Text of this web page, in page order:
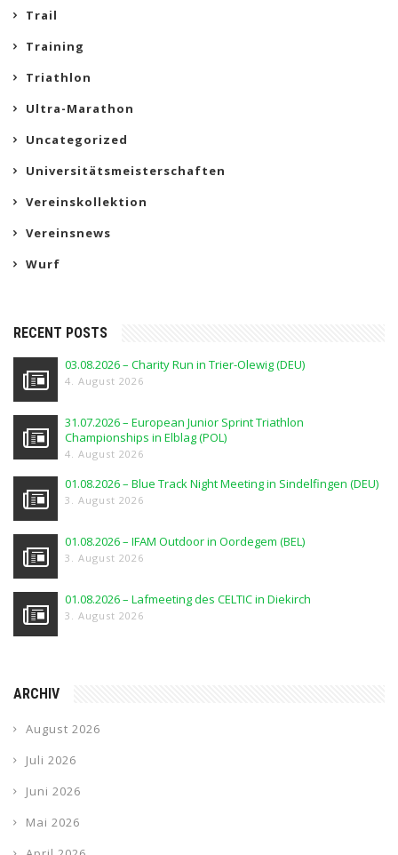
Trail
Training
Triathlon
Ultra-Marathon
Uncategorized
Universitätsmeisterschaften
Vereinskollektion
Vereinsnews
Wurf
RECENT POSTS
03.08.2026 – Charity Run in Trier-Olewig (DEU)
4. August 2026
31.07.2026 – European Junior Sprint Triathlon
Championships in Elblag (POL)
4. August 2026
01.08.2026 – Blue Track Night Meeting in Sindelfingen (DEU)
3. August 2026
01.08.2026 – IFAM Outdoor in Oordegem (BEL)
3. August 2026
01.08.2026 – Lafmeeting des CELTIC in Diekirch
3. August 2026
ARCHIV
August 2026
Juli 2026
Juni 2026
Mai 2026